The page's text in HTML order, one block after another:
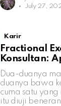
July 27,
Karir
Fractional
Konsultan:
Dua-duanya
duanya bawa
cuma satu
itu diuji